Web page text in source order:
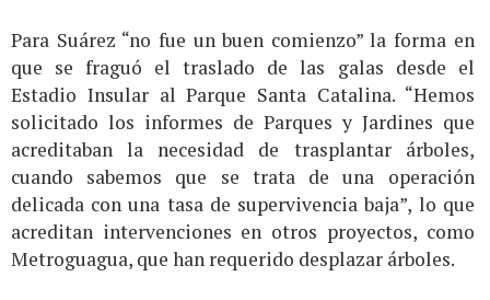
Para Suárez “no fue un buen comienzo” la forma en
que se fraguó el traslado de las galas desde el
Estadio Insular al Parque Santa Catalina. “Hemos
solicitado los informes de Parques y Jardines que
acreditaban la necesidad de trasplantar árboles,
cuando sabemos que se trata de una operación
delicada con una tasa de supervivencia baja”, lo que
acreditan intervenciones en otros proyectos, como
Metroguagua, que han requerido desplazar árboles.